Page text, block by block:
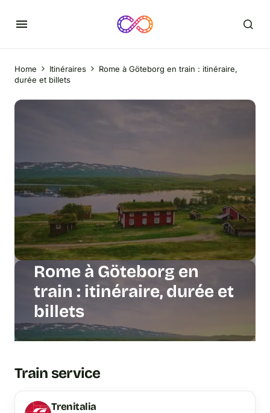
Home Itinéraires
Rome à Göteborg en train : itinéraire,
durée et billets
Rome à Göteborg en
train : itinéraire, durée et
billets
Train service
Trenitalia